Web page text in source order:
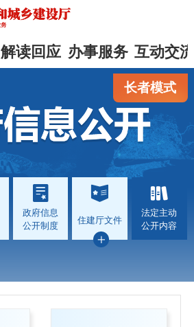
解读回应 办事服务 互动交
长者模式
政府信息
公开制度
住建厅文件
法定主动
公开内容